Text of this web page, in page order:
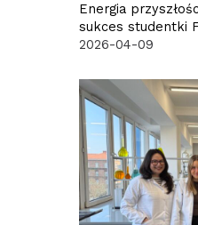
Energia
sukces studentki
2026-04-09